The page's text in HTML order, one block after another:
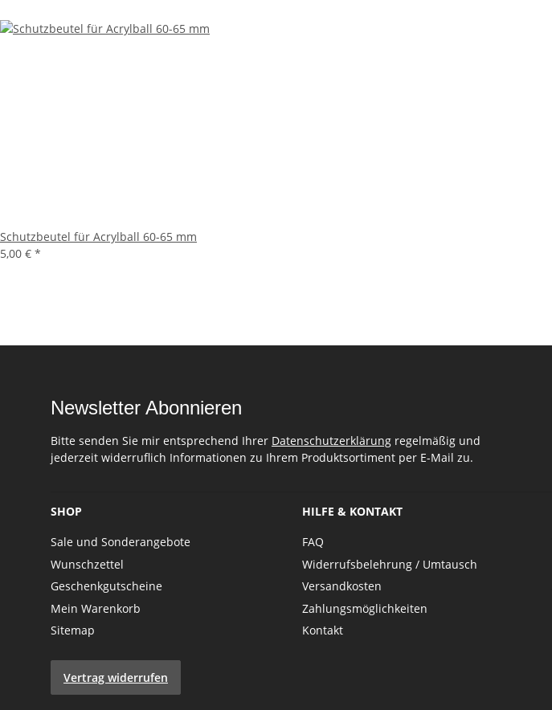
Schutzbeutel für Acrylball 60-65 mm
5,00 € *
Newsletter Abonnieren
Bitte senden Sie mir entsprechend Ihrer Datenschutzerklärung regelmäßig und
jederzeit widerruflich Informationen zu Ihrem Produktsortiment per E-Mail zu.
SHOP
Sale und Sonderangebote
Wunschzettel
Geschenkgutscheine
Mein Warenkorb
Sitemap
HILFE & KONTAKT
FAQ
Widerrufsbelehrung / Umtausch
Versandkosten
Zahlungsmöglichkeiten
Kontakt
Vertrag widerrufen